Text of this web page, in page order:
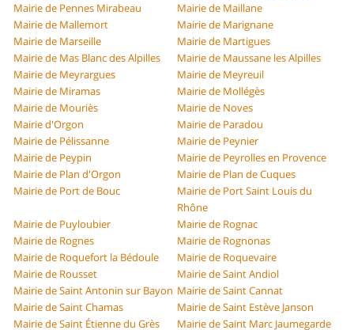
Mairie de Pennes Mirabeau
Mairie de Maillane
Mairie de Mallemort
Mairie de Marignane
Mairie de Marseille
Mairie de Martigues
Mairie de Mas Blanc des Alpilles
Mairie de Maussane les Alpilles
Mairie de Meyrargues
Mairie de Meyreuil
Mairie de Miramas
Mairie de Mollégès
Mairie de Mouriès
Mairie de Noves
Mairie d'Orgon
Mairie de Paradou
Mairie de Pélissanne
Mairie de Peynier
Mairie de Peypin
Mairie de Peyrolles en Provence
Mairie de Plan d'Orgon
Mairie de Plan de Cuques
Mairie de Port de Bouc
Mairie de Port Saint Louis du
Rhône
Mairie de Puyloubier
Mairie de Rognac
Mairie de Rognes
Mairie de Rognonas
Mairie de Roquefort la Bédoule
Mairie de Roquevaire
Mairie de Rousset
Mairie de Saint Andiol
Mairie de Saint Antonin sur Bayon Mairie de Saint Cannat
Mairie de Saint Chamas
Mairie de Saint Estève Janson
Mairie de Saint Étienne du Grès
Mairie de Saint Marc Jaumegarde